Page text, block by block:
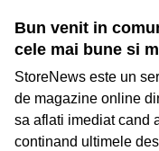
Bun venit in
cele mai bune si
StoreNews este un
de magazine online
sa aflati imediat cand
continand ultimele